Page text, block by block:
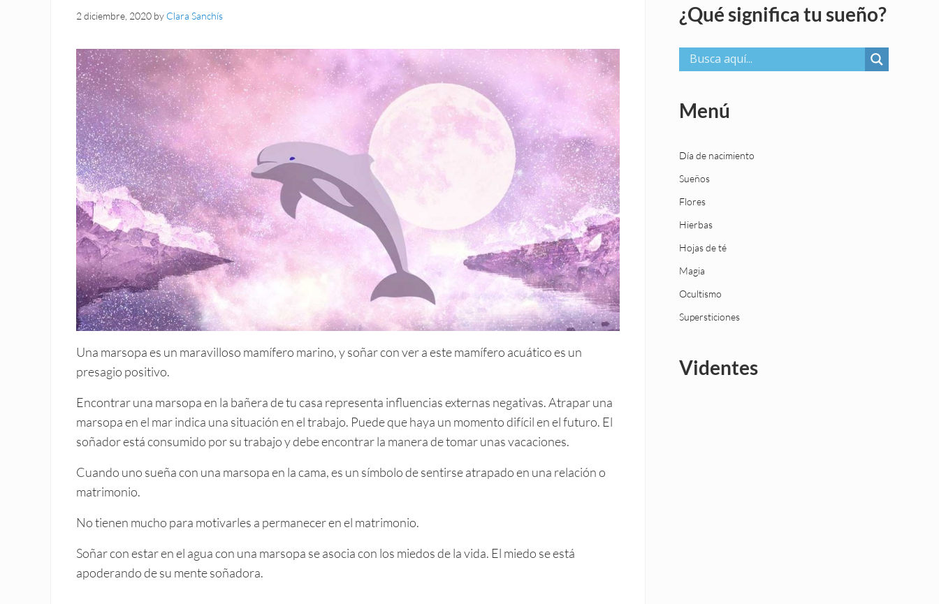
2 diciembre, 2020 by Clara Sanchís
Una marsopa es un maravilloso mamífero marino, y soñar con ver a este mamífero acuático es un
presagio positivo.
Encontrar una marsopa en la bañera de tu casa representa influencias externas negativas. Atrapar una
marsopa en el mar indica una situación en el trabajo. Puede que haya un momento difícil en el futuro. El
soñador está consumido por su trabajo y debe encontrar la manera de tomar unas vacaciones.
Cuando uno sueña con una marsopa en la cama, es un símbolo de sentirse atrapado en una relación o
matrimonio.
No tienen mucho para motivarles a permanecer en el matrimonio.
Soñar con estar en el agua con una marsopa se asocia con los miedos de la vida. El miedo se está
apoderando de su mente soñadora.
¿Qué significa tu sueño?
Menú
Día de nacimiento
Sueños
Flores
Hierbas
Hojas de té
Magia
Ocultismo
Supersticiones
Videntes